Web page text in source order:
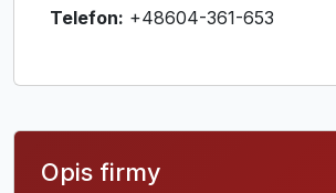
Telefon: +48604-361-653
Opis firmy